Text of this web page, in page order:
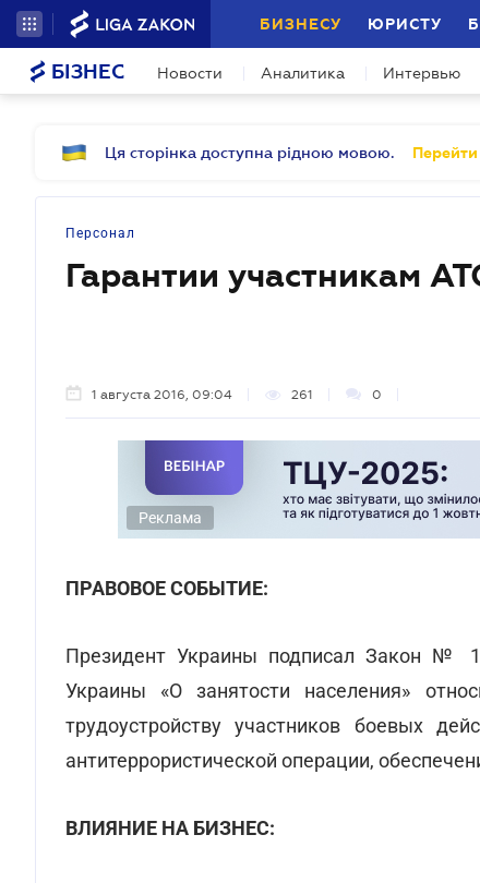
БИЗНЕСУ ЮРИСТУ
БІЗНЕС Новости Аналитика Интервью
Ця сторінка доступна рідною мовою. Перейти
Персонал
Гарантии участникам
1 августа 2016, 09:04 261 0
Реклама
ПРАВОВОЕ СОБЫТИЕ:
Президент Украины подписал Закон №
Украины «О занятости населения»
трудоустройству участников боевых
антитеррористической операции,
ВЛИЯНИЕ НА БИЗНЕС: